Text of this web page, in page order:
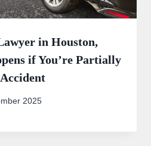
in Houston,
if You’re Partially
2025